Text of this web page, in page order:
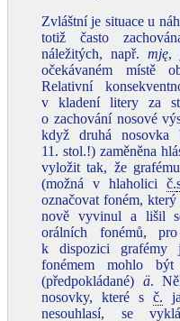
Zvláštní je situace u
totiž často
náležitých, např. mję,
očekávaném místě
Relativní
v kladení litery za
o zachování nosové
když druhá
11. stol.!) zaměněna
vyložit tak, že
(možná v hlaholicič.
označovat foném,
nově vyvinul a lišil
orálních fonémů,
k dispozici
fonémem mohlo
(předpokládané) ä.
nosovky, které s č.
nesouhlasí, se